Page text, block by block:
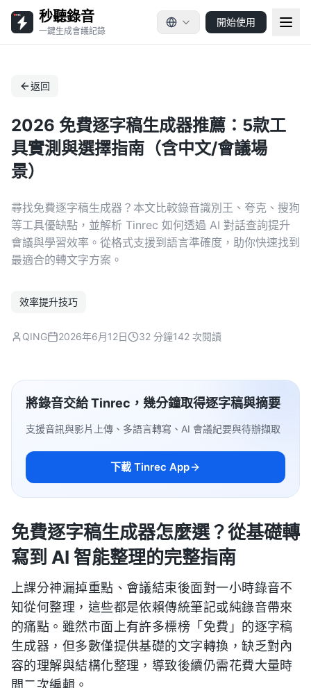
秒聽錄音
一鍵生成會議記錄
開始使用
返回
2026 免費逐字稿生成器推薦：5款工
具實測與選擇指南（含中文/會議場
景）
尋找免費逐字稿生成器？本文比較錄音識別王、夸克、搜狗
等工具優缺點，並解析 Tinrec 如何透過 AI 對話查詢提升
會議與學習效率。從格式支援到語言準確度，助你快速找到
最適合的轉文字方案。
效率提升技巧
QING 2026年6月12日 32 分鐘142 次閱讀
將錄音交給 Tinrec，幾分鐘取得逐字稿與摘要
支援音訊與影片上傳、多語言轉寫、AI 會議紀要與待辦擷取
下載 Tinrec App
免費逐字稿生成器怎麼選？從基礎轉
寫到 AI 智能整理的完整指南
上課分神漏掉重點、會議結束後面對一小時錄音不
知從何整理，這些都是依賴傳統筆記或純錄音帶來
的痛點。雖然市面上有許多標榜「免費」的逐字稿
生成器，但多數僅提供基礎的文字轉換，缺乏對內
容的理解與結構化整理，導致後續仍需花費大量時
間二次編輯。